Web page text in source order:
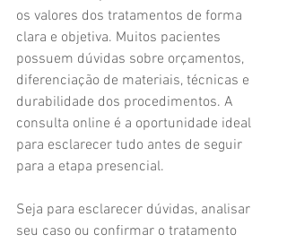
os valores dos tratamentos de forma
clara e objetiva. Muitos pacientes
possuem dúvidas sobre orçamentos,
diferenciação de materiais, técnicas e
durabilidade dos procedimentos. A
consulta online é a oportunidade ideal
para esclarecer tudo antes de seguir
para a etapa presencial.
Seja para esclarecer dúvidas, analisar
seu caso ou confirmar o tratamento